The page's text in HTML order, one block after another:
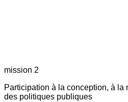
mission 2
Participation à la conception, à la
des politiques publiques